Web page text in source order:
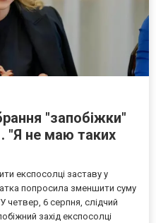
"запобіжки"
"Я не маю таких
експосолці заставу у
попросила зменшити суму
четвер, 6 серпня, слідчий
захід експосолці